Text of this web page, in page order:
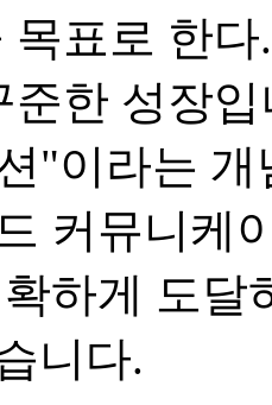
목표로 한
준한 성장
"이라는
커뮤니케
하게 도달
니다.